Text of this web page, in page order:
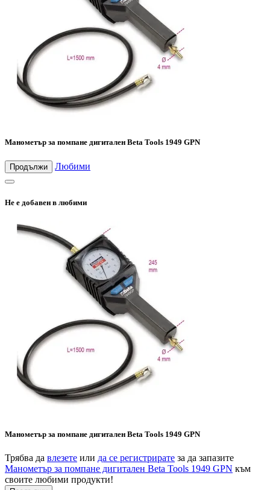
Манометър за помпане дигитален Beta Tools 1949 GPN
Продължи Любими
Не е добавен в любими
Манометър за помпане дигитален Beta Tools 1949 GPN
Трябва да влезете или да се регистрирате за да запазите
Манометър за помпане дигитален Beta Tools 1949 GPN към
своите любими продукти!